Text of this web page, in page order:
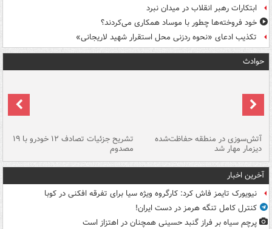
ابتکارات رهبر انقلاب در میدان نبرد
خود فروخته‌ها چطور با موساد همکاری می‌کردند؟
تکذیب ادعای «نحوه ردزنی محل استقرار شهید لاریجانی»
حوادث
آتش‌سوزی در منطقه حفاظت‌شده
دیزمار مهار شد
تشریح جزئیات تصادف ۱۲ خودرو با ۱۹
مصدوم
آخرین اخبار
نیویورک تایمز فاش کرد: کارگروه ویژه سیا برای تفرقه افکنی در کوبا
کنترل کامل تنگه هرمز در دست ایران!
پرچم سیاه بر فراز گنبد حسینی همچنان در اهتزاز است